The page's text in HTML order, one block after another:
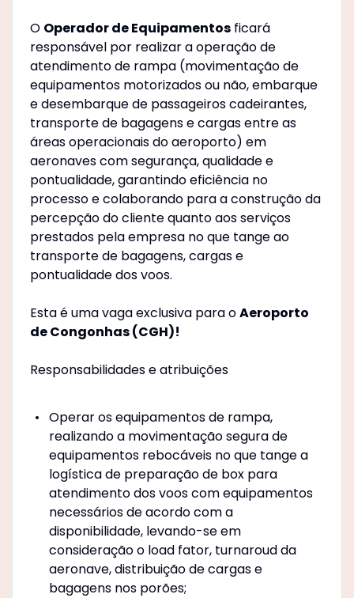
O Operador de Equipamentosficará
responsável por realizar a operação de
atendimento de rampa (movimentação de
equipamentos motorizados ou não, embarque
e desembarque de passageiros cadeirantes,
transporte de bagagens e cargas entre as
áreas operacionais do aeroporto) em
aeronaves com segurança, qualidade e
pontualidade, garantindo eficiência no
processo e colaborando para a construção da
percepção do cliente quanto aos serviços
prestados pela empresa no que tange ao
transporte de bagagens, cargas e
pontualidade dos voos.
Esta é uma vaga exclusiva para oAeroporto
de Congonhas (CGH)!
Responsabilidades e atribuições
Operar os equipamentos de rampa,
realizando a movimentação segura de
equipamentos rebocáveis no que tange a
logística de preparação de box para
atendimento dos voos com equipamentos
necessários de acordo com a
disponibilidade, levando-se em
consideração o load fator, turnaroud da
aeronave, distribuição de cargas e
bagagens nos porões;